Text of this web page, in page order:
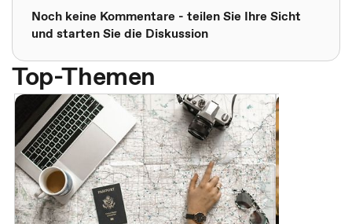
Noch keine Kommentare - teilen Sie Ihre Sicht
und starten Sie die Diskussion
Top-Themen